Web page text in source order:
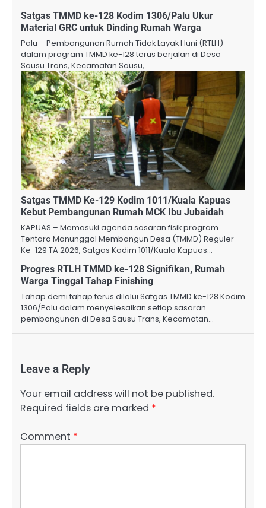
Satgas TMMD ke-128 Kodim 1306/Palu Ukur
Material GRC untuk Dinding Rumah Warga
Palu – Pembangunan Rumah Tidak Layak Huni (RTLH)
dalam program TMMD ke-128 terus berjalan di Desa
Sausu Trans, Kecamatan Sausu,…
Satgas TMMD Ke-129 Kodim 1011/Kuala Kapuas
Kebut Pembangunan Rumah MCK Ibu Jubaidah
KAPUAS – Memasuki agenda sasaran fisik program
Tentara Manunggal Membangun Desa (TMMD) Reguler
Ke-129 TA 2026, Satgas Kodim 1011/Kuala Kapuas…
Progres RTLH TMMD ke-128 Signifikan, Rumah
Warga Tinggal Tahap Finishing
Tahap demi tahap terus dilalui Satgas TMMD ke-128 Kodim
1306/Palu dalam menyelesaikan setiap sasaran
pembangunan di Desa Sausu Trans, Kecamatan…
Leave a Reply
Your email address will not be published.
Required fields are marked *
Comment *